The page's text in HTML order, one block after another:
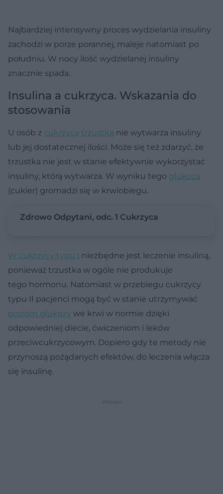
Najbardziej intensywny proces wydzielania insuliny
zachodzi w porze porannej, maleje natomiast po
południu. W nocy ilość wydzielanej insuliny
znacznie spada.
Insulina a cukrzyca. Wskazania do
stosowania
U osób z cukrzycą trzustka nie wytwarza insuliny
lub jej dostatecznej ilości. Może się też zdarzyć, że
trzustka nie jest w stanie efektywnie wykorzystać
insuliny, którą wytwarza. W wyniku tego glukoza
(cukier) gromadzi się w krwiobiegu.
Zdrowo Odpytani, odc. 1 Cukrzyca
W cukrzycy typu I niezbędne jest leczenie insuliną,
ponieważ trzustka w ogóle nie produkuje
tego hormonu. Natomiast w przebiegu cukrzycy
typu II pacjenci mogą być w stanie utrzymywać
poziom glukozy we krwi w normie dzięki
odpowiedniej diecie, ćwiczeniom i leków
przeciwcukrzycowym. Dopiero gdy te metody nie
przynoszą pożądanych efektów, do leczenia włącza
się insulinę.